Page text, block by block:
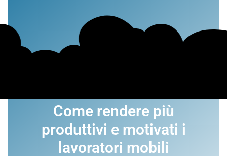
Come rendere più
produttivi e motivati i
lavoratori mobili